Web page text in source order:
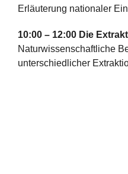
Erläuterung nationaler
10:00 – 12:00 Die
Naturwissenschaftliche
unterschiedlicher